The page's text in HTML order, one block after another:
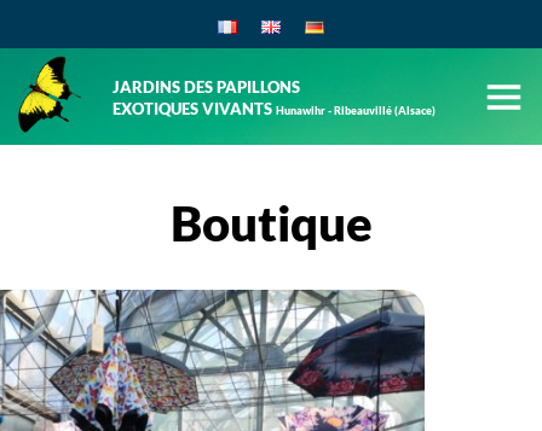
JARDINS DES PAPILLONS
EXOTIQUES VIVANTSHunawihr - Ribeauvillé (Alsace)
Boutique